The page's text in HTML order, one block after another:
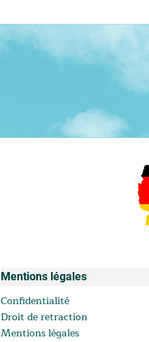
Mentions légales
Confidentialité
Droit de retraction
Mentions légales